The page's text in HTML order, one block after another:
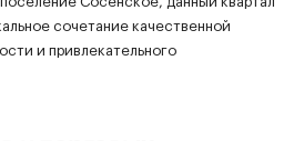
сочетание качественной
и привлекательного